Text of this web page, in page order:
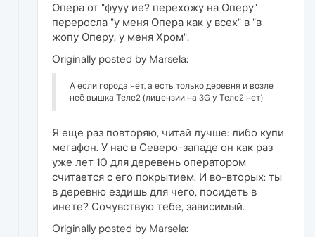
Опера от "фууу ие? перехожу на Оперу"
переросла "у меня Опера как у всех" в "в
жопу Оперу, у меня Хром".
Originally posted by Marsela:
А если города нет, а есть только деревня и возле
неё вышка Теле2 (лицензии на 3G у Теле2 нет)
Я еще раз повторяю, читай лучше: либо купи
мегафон. У нас в Северо-западе он как раз
уже лет 10 для деревень оператором
считается с его покрытием. И во-вторых: ты
в деревню ездишь для чего, посидеть в
инете? Сочувствую тебе, зависимый.
Originally posted by Marsela: